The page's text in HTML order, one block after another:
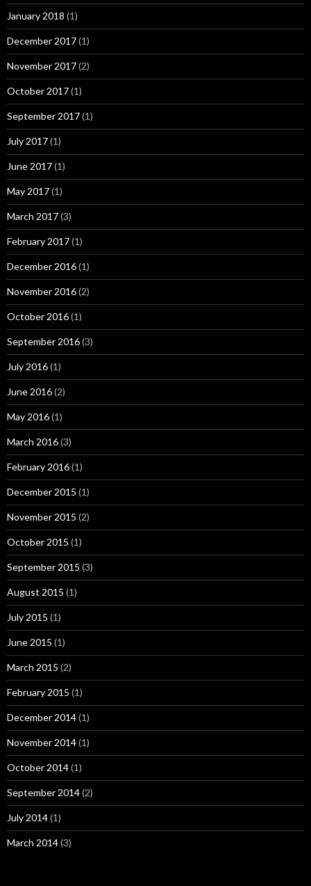
January 2018 (1)
December 2017(1)
November 2017(2)
October 2017(1)
September 2017(1)
July 2017(1)
June 2017(1)
May 2017(1)
March 2017(3)
February 2017(1)
December 2016(1)
November 2016(2)
October 2016(1)
September 2016(3)
July 2016(1)
June 2016(2)
May 2016(1)
March 2016(3)
February 2016(1)
December 2015 (1)
November 2015 (2)
October 2015 (1)
September 2015 (3)
August 2015 (1)
July 2015 (1)
June 2015 (1)
March 2015 (2)
February 2015 (1)
December 2014(1)
November 2014(1)
October 2014(1)
September 2014(2)
July 2014(1)
March 2014(3)